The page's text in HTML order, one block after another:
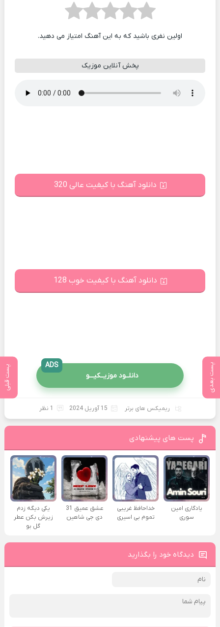
پست بعدی پست قبلی
اولین نفری باشید که به این آهنگ امتیاز می دهید.
پخش آنلاین موزیک
دانلود آهنگ با کیفیت عالی 320
دانلود آهنگ با کیفیت خوب 128
دانلــود موزیــکیـــو
ADS
ریمیکس های برتر 15 آوریل 2024 1 نظر
پست های پیشنهادی
یادگاری امین
سوری
خداحافظ غریبی
تموم بی اسیری
عشق عمیق 31
دی جی شاهین
یکی دیگه زدم
زیرش بکن عطر
گل بو
دیدگاه خود را بگذارید